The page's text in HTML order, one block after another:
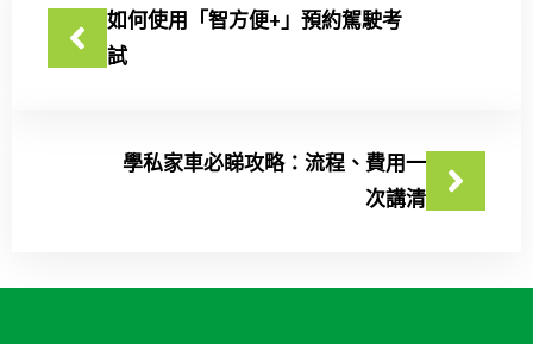
如何使用「智方便+」預約駕駛考
試
學私家車必睇攻略：流程、費用一
次講清